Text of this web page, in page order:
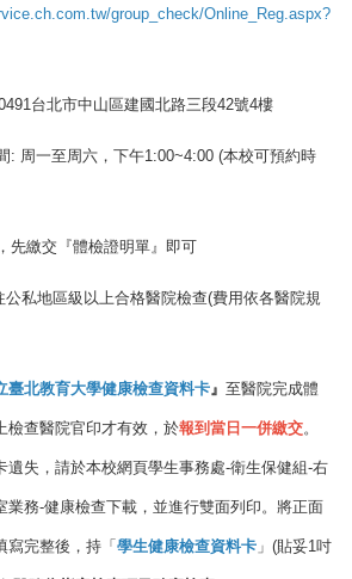
group_check/Online_Reg.aspx?
台北市中山區建國北路三段42號4樓
: 周一至周六，下午1:00~4:00 (本校可預約時
先繳交『體檢證明單』即可
公私地區級以上合格醫院檢查(費用依各醫院規
臺北教育大學健康檢查資料卡』 至醫院完成體
檢查醫院官印才有效，於報到當日一併繳交。
遺失，請於本校網頁學生事務處-衛生保健組-右
業務-健康檢查下載，並進行雙面列印。將正面
寫完整後，持「 學生健康檢查資料卡 」(貼妥1吋